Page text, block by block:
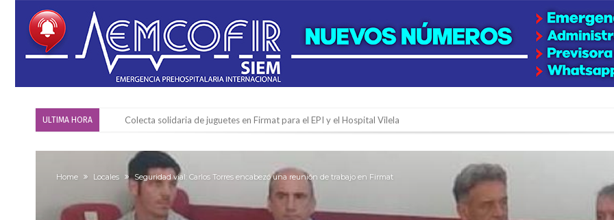
ULTIMA HORA Colecta solidaria de juguetes en Firmat para el EPI y el Hospital Vilela
Vuelve el básquet: este viernes arranca el Clausura con agenda confirmada y planteles renovados
Güemes y Mariano Vera
Alerta meteorológico: el SMN advierte por tormentas fuertes y ráfagas que podrían superar los 80 km/h
Home Locales Seguridad vial: Carlos Torres encabezó una reunión de trabajo en Firmat